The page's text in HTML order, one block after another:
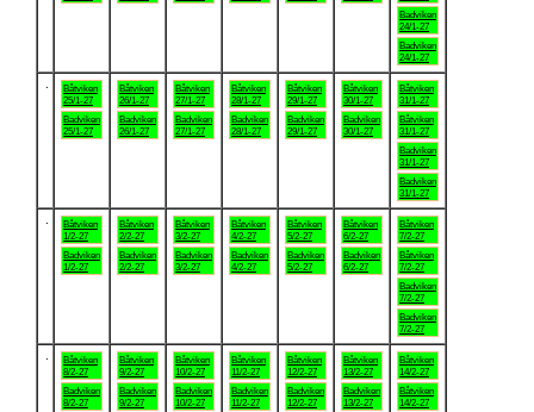
Badviken
24/1-27
Badviken
24/1-27
Båtviken
25/1-27
Badviken
25/1-27
Båtviken
26/1-27
Badviken
26/1-27
Båtviken
27/1-27
Badviken
27/1-27
Båtviken
28/1-27
Badviken
28/1-27
Båtviken
29/1-27
Badviken
29/1-27
Båtviken
30/1-27
Badviken
30/1-27
Båtviken
31/1-27
Båtviken
31/1-27
Badviken
31/1-27
Badviken
31/1-27
Båtviken
1/2-27
Badviken
1/2-27
Båtviken
2/2-27
Badviken
2/2-27
Båtviken
3/2-27
Badviken
3/2-27
Båtviken
4/2-27
Badviken
4/2-27
Båtviken
5/2-27
Badviken
5/2-27
Båtviken
6/2-27
Badviken
6/2-27
Båtviken
7/2-27
Båtviken
7/2-27
Badviken
7/2-27
Badviken
7/2-27
Båtviken
8/2-27
Badviken
8/2-27
Båtviken
9/2-27
Badviken
9/2-27
Båtviken
10/2-27
Badviken
10/2-27
Båtviken
11/2-27
Badviken
11/2-27
Båtviken
12/2-27
Badviken
12/2-27
Båtviken
13/2-27
Badviken
13/2-27
Båtviken
14/2-27
Båtviken
14/2-27